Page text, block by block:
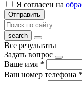
Я согласен на
Отправить
Все результаты
Задать вопрос
Ваше имя *
Ваш номер телефона *